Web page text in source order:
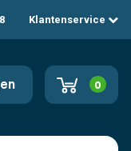
Klantenservice
0